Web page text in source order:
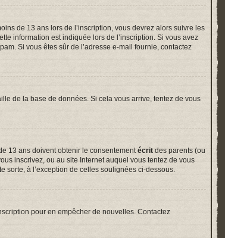
de 13 ans lors de l’inscription, vous devrez alors suivre les
information est indiquée lors de l’inscription. Si vous avez
Si vous êtes sûr de l’adresse e-mail fournie, contactez
de la base de données. Si cela vous arrive, tentez de vous
13 ans doivent obtenir le consentementécrit des parents (ou
inscrivez, ou au site Internet auquel vous tentez de vous
sorte, à l’exception de celles soulignées ci-dessous.
pour en empêcher de nouvelles. Contactez